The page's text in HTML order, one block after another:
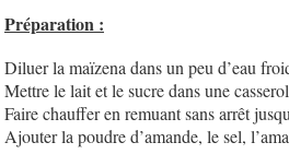
Préparation :
Diluer la maïzena dans un peu d’eau
Mettre le lait et le sucre dans une
Faire chauffer en remuant sans arrêt
Ajouter la poudre d’amande, le sel,